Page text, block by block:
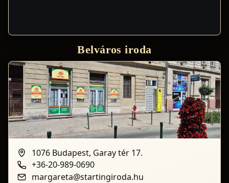
Belváros iroda
1076 Budapest, Garay tér 17.
+36-20-989-0690
margareta@startingiroda.hu